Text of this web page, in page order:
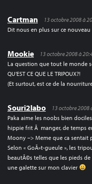
Cartman
13 octobre 2008 à
Dit nous en plus sur ce nouveau
Mookie
13 octobre 2008 à
La question que tout le monde
QU’EST CE QUE LE TRIPOUX?!
(Et surtout, est ce de la
Souri2labo
13 octobre 2008
Paka aime les noobs bien
hippie frit Ã manger, de temps
Moony –> Meme que ca sentait
Selon « GoÃ»t-gueule », les
beautÃ©s telles que les pieds
une galette sur mon clavier